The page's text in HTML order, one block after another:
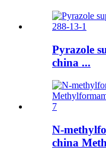
Pyrazole
china ...
N-
china